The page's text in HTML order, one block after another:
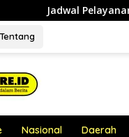
Dokter RSUD dr.
Tentang
Nasional Daerah